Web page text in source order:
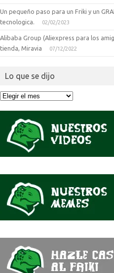
Un pequeño paso para un Friki y un
tecnologica.
02/02/2023
Alibaba Group (Aliexpress para los
tienda, Miravia
07/12/2022
Lo que se dijo
Lo